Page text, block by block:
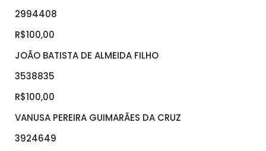
2994408
R$100,00
JOÃO BATISTA DE ALMEIDA FILHO
3538835
R$100,00
VANUSA PEREIRA GUIMARÃES DA CRUZ
3924649